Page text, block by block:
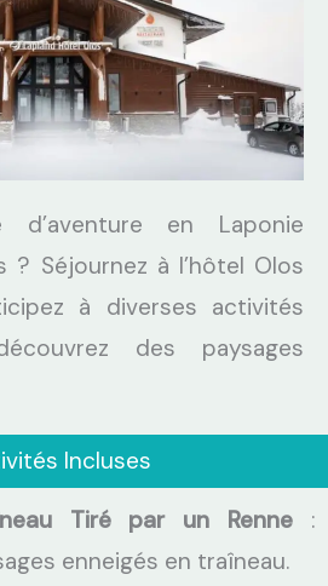
en Laponie
Séjournez à l’hôtel Olos
à diverses activités
des paysages
Incluses
Tiré par un Renne :
enneigés en traîneau.